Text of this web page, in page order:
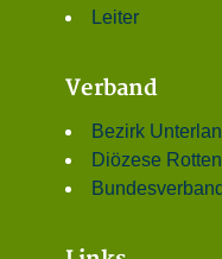
Leiter
Verband
Bezirk
Diözese
Bundesverband